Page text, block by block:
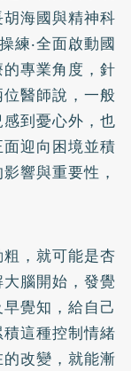
海國與精神科
練‧全面啟動國
專業角度，針
醫師說，一般
到憂心外，也
迎向困境並積
響與重要性，
，就可能是杏
腦開始，發覺
覺知，給自己
這種控制情緒
改變，就能漸